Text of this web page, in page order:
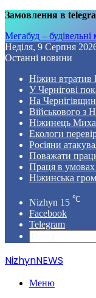
Замовлення в
Мегабуд –
Неділя, 9 Серпня
Останні новини
Ніжин
У Чернігові
На
Військового з
Ніжинець
Екологи
Росіяни
Поважати
Праця в
Ніжинська
Nizhyn 15 ℃
Facebook
Telegram
NizhynNEWS
Меню